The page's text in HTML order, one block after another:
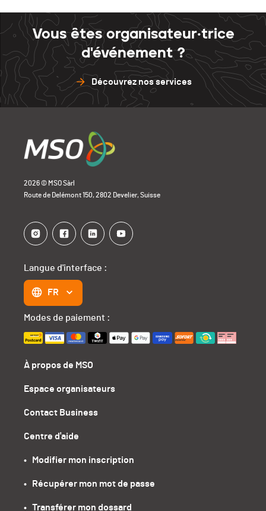
Vous êtes organisateur·trice
d'événement ?
Découvrez nos services
2026 © MSO Sàrl
Route de Delémont 150, 2802 Develier, Suisse
À propos de MSO
Espace organisateurs
Contact Business
Centre d'aide
•   Modifier mon inscription
•   Récupérer mon mot de passe
•   Transférer mon dossard
Langue d'interface :
FR
Modes de paiement :